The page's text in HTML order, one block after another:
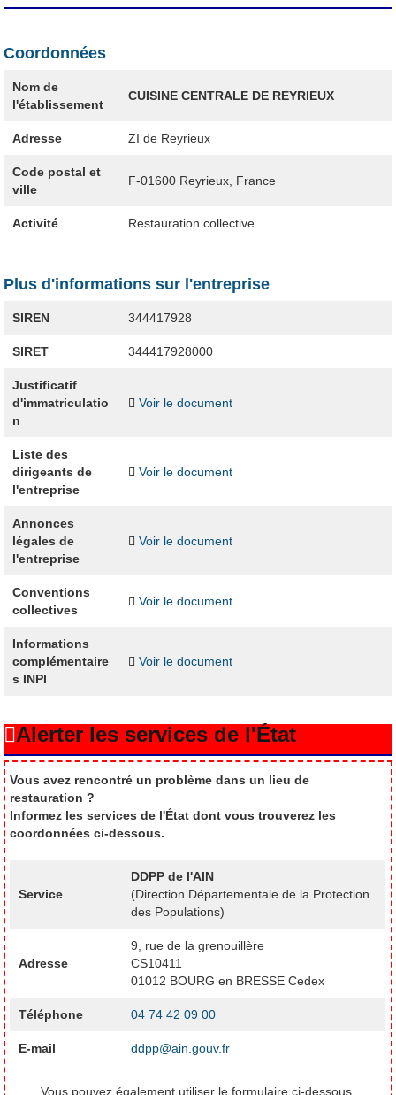
Coordonnées
Nom de
l'établissement
CUISINE CENTRALE DE REYRIEUX
Adresse ZI de Reyrieux
Code postal et
ville
F-01600 Reyrieux, France
Activité Restauration collective
Plus d'informations sur l'entreprise
SIREN 344417928
SIRET 344417928000
Justificatif
d'immatriculatio
n
Voir le document
Liste des
dirigeants de
l'entreprise
Voir le document
Annonces
légales de
l'entreprise
Voir le document
Conventions
collectives
Voir le document
Informations
complémentaire
s INPI
Voir le document
Alerter les services de l'État
Vous avez rencontré un problème dans un lieu de
restauration ?
Informez les services de l'État dont vous trouverez les
coordonnées ci-dessous.
Service
DDPP de l'AIN
(Direction Départementale de la Protection
des Populations)
Adresse
9, rue de la grenouillère
CS10411
01012 BOURG en BRESSE Cedex
Téléphone 04 74 42 09 00
E-mail ddpp@ain.gouv.fr
Vous pouvez également utiliser le formulaire ci-dessous.